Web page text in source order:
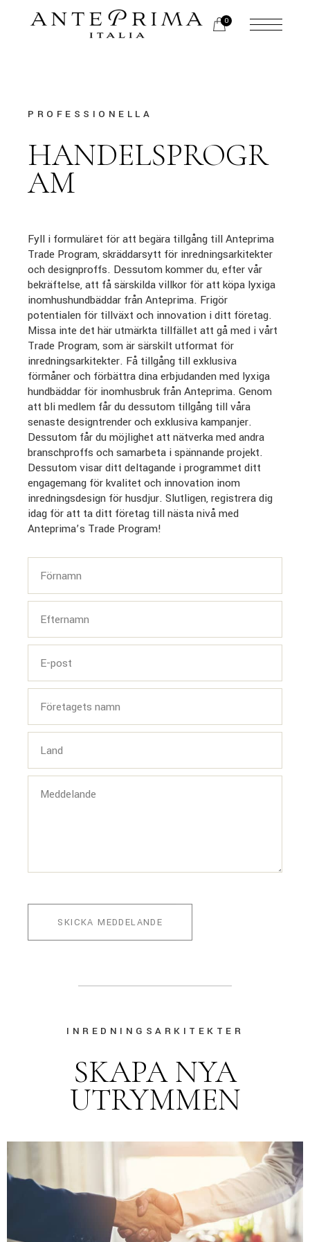
0
PROFESSIONELLA
HANDELSPROGR
AM
Fyll i formuläret för att begära tillgång till Anteprima
Trade Program, skräddarsytt för inredningsarkitekter
och designproffs. Dessutom kommer du, efter vår
bekräftelse, att få särskilda villkor för att köpa lyxiga
inomhushundbäddar från Anteprima. Frigör
potentialen för tillväxt och innovation i ditt företag.
Missa inte det här utmärkta tillfället att gå med i vårt
Trade Program, som är särskilt utformat för
inredningsarkitekter. Få tillgång till exklusiva
förmåner och förbättra dina erbjudanden med lyxiga
hundbäddar för inomhusbruk från Anteprima. Genom
att bli medlem får du dessutom tillgång till våra
senaste designtrender och exklusiva kampanjer.
Dessutom får du möjlighet att nätverka med andra
branschproffs och samarbeta i spännande projekt.
Dessutom visar ditt deltagande i programmet ditt
engagemang för kvalitet och innovation inom
inredningsdesign för husdjur. Slutligen, registrera dig
idag för att ta ditt företag till nästa nivå med
Anteprima’s Trade Program!
SKICKA MEDDELANDE
INREDNINGSARKITEKTER
SKAPA NYA
UTRYMMEN